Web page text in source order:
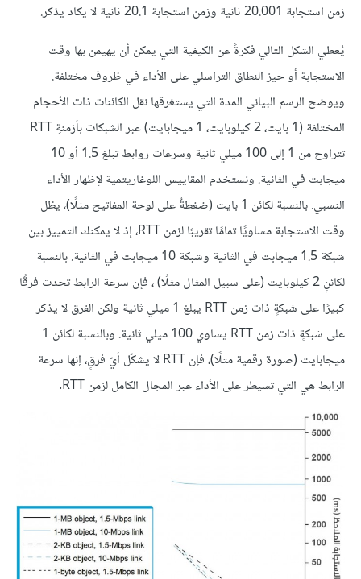
زمن استجابة 20.001 ثانية وزمن استجابة 20.1 ثانية لا يكاد يذكر.
يُعطي الشكل التالي فكرةً عن الكيفية التي يمكن أن يهيمن بها وقت
الاستجابة أو حيز النطاق التراسلي على الأداء في ظروف مختلفة.
ويوضح الرسم البياني المدة التي يستغرقها نقل الكائنات ذات الأحجام
المختلفة (1 بايت، 2 كيلوبايت، 1 ميجابايت) عبر الشبكات بأزمنةِ RTT
تتراوح من 1 إلى 100 ميلي ثانية وسرعات روابط تبلغ 1.5 أو 10
ميجابت في الثانية. ونستخدم المقاييس اللوغاريتمية لإظهار الأداء
النسبي. بالنسبة لكائن 1 بايت (ضغطةٌ على لوحة المفاتيح مثلًا)، يظل
وقت الاستجابة مساويًا تمامًا تقريبًا لزمن RTT، إذ لا يمكنك التمييز بين
شبكة 1.5 ميجابت في الثانية وشبكة 10 ميجابت في الثانية. بالنسبة
لكائنٍ 2 كيلوبايت (على سبيل المثال مثلًا) ، فإن سرعة الرابط تحدث فرقًا
كبيرًا على شبكةٍ ذات زمن RTT يبلغ 1 ميلي ثانية ولكن الفرق لا يذكر
على شبكةٍ ذات زمن RTT يساوي 100 ميلي ثانية. وبالنسبة لكائن 1
ميجابايت (صورة رقمية مثلًا)، فإن RTT لا يشكّل أيّ فرقٍ، إنها سرعة
الرابط هي التي تسيطر على الأداء عبر المجال الكامل لزمن RTT.